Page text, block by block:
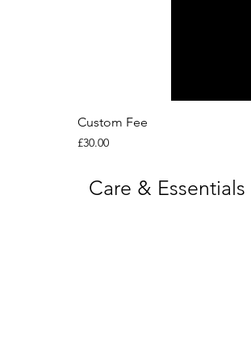
Custom Fee
Price
£30.00
Care & Essentials